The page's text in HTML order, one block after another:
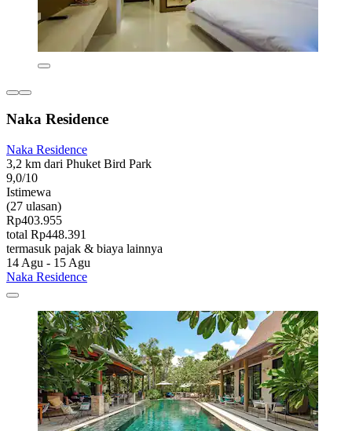
Naka Residence
Naka Residence
3,2 km dari Phuket Bird Park
9,0/10
Istimewa
(27 ulasan)
Rp403.955
total Rp448.391
termasuk pajak & biaya lainnya
14 Agu - 15 Agu
Naka Residence